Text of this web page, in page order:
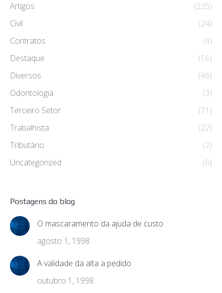
Artigos
(235)
Civil
(24)
Contratos
(4)
Destaque
(16)
Diversos
(46)
Odontologia
(3)
Terceiro Setor
(71)
Trabalhista
(22)
Tributário
(2)
Uncategorized
(6)
Postagens do blog
O mascaramento da ajuda de custo
agosto 1, 1998
A validade da alta a pedido
outubro 1, 1998